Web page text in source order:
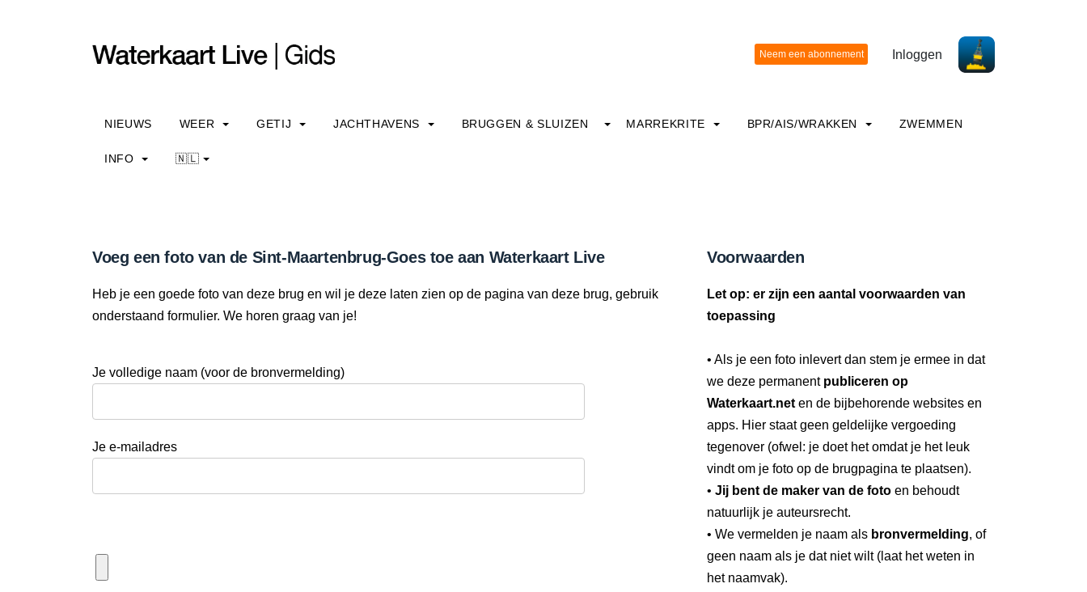
Inloggen
NIEUWS WEER GETIJ JACHTHAVENS BRUGGEN & SLUIZEN MARREKRITE BPR/AIS/WRAKKEN ZWEMMEN
INFO 🇳🇱
Voeg een foto van de Sint-Maartenbrug-Goes toe aan Waterkaart Live
Heb je een goede foto van deze brug en wil je deze laten zien op de pagina van deze brug, gebruik
onderstaand formulier. We horen graag van je!
Je volledige naam (voor de bronvermelding)
Je e-mailadres
Voorwaarden
Let op: er zijn een aantal voorwaarden van
toepassing
• Als je een foto inlevert dan stem je ermee in dat
we deze permanent publiceren op
Waterkaart.net en de bijbehorende websites en
apps. Hier staat geen geldelijke vergoeding
tegenover (ofwel: je doet het omdat je het leuk
vindt om je foto op de brugpagina te plaatsen).
• Jij bent de maker van de foto en behoudt
natuurlijk je auteursrecht.
• We vermelden je naam als bronvermelding, of
geen naam als je dat niet wilt (laat het weten in
het naamvak).